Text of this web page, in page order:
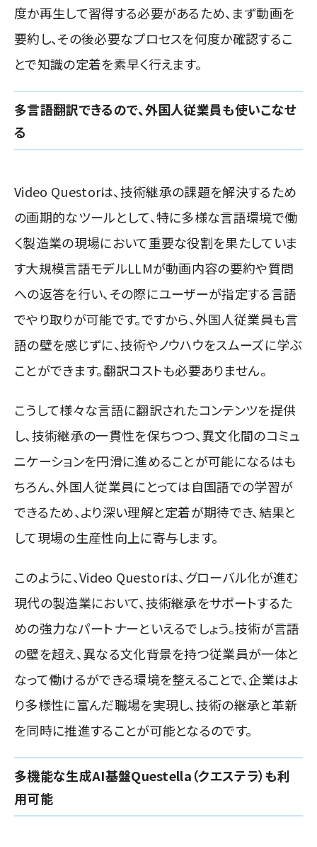
度か再生して習得する必要があるため、まず動画を
要約し、その後必要なプロセスを何度か確認するこ
とで知識の定着を素早く行えます。
多言語翻訳できるので、外国人従業員も使いこなせ
る
Video Questorは、技術継承の課題を解決するため
の画期的なツールとして、特に多様な言語環境で働
く製造業の現場において重要な役割を果たしていま
す大規模言語モデルLLMが動画内容の要約や質問
への返答を行い、その際にユーザーが指定する言語
でやり取りが可能です。ですから、外国人従業員も言
語の壁を感じずに、技術やノウハウをスムーズに学ぶ
ことができます。翻訳コストも必要ありません。
こうして様々な言語に翻訳されたコンテンツを提供
し、技術継承の一貫性を保ちつつ、異文化間のコミュ
ニケーションを円滑に進めることが可能になるはも
ちろん、外国人従業員にとっては自国語での学習が
できるため、より深い理解と定着が期待でき、結果と
して現場の生産性向上に寄与します。
このように、Video Questorは、グローバル化が進む
現代の製造業において、技術継承をサポートするた
めの強力なパートナーといえるでしょう。技術が言語
の壁を超え、異なる文化背景を持つ従業員が一体と
なって働けるができる環境を整えることで、企業はよ
り多様性に富んだ職場を実現し、技術の継承と革新
を同時に推進することが可能となるのです。
多機能な生成AI基盤Questella（クエステラ）も利
用可能